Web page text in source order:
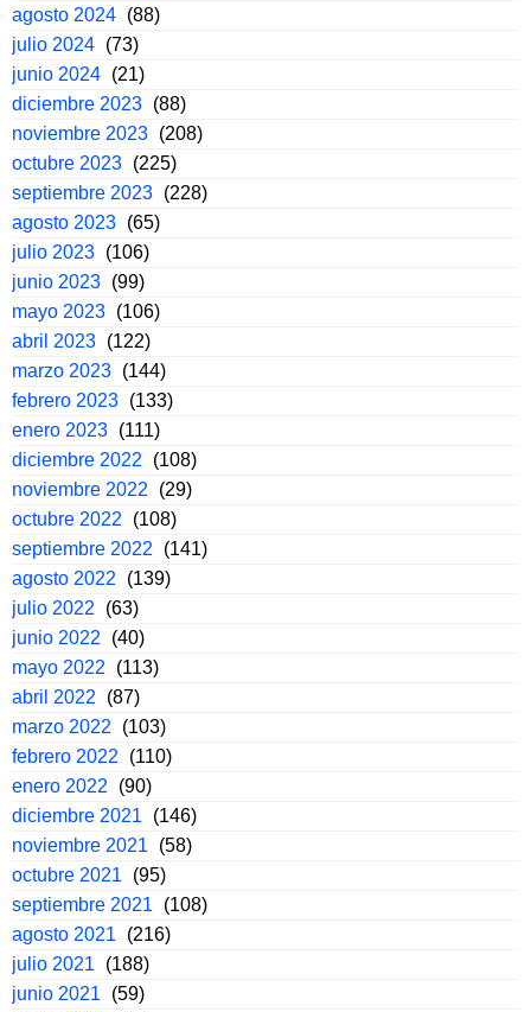
agosto 2024 (88)
julio 2024 (73)
junio 2024 (21)
diciembre 2023 (88)
noviembre 2023 (208)
octubre 2023 (225)
septiembre 2023 (228)
agosto 2023 (65)
julio 2023 (106)
junio 2023 (99)
mayo 2023 (106)
abril 2023 (122)
marzo 2023 (144)
febrero 2023 (133)
enero 2023 (111)
diciembre 2022
(108)
noviembre 2022
(29)
octubre 2022
(108)
septiembre 2022
(141)
agosto 2022
(139)
julio 2022
(63)
junio 2022
(40)
mayo 2022
(113)
abril 2022
(87)
marzo 2022
(103)
febrero 2022
(110)
enero 2022
(90)
diciembre 2021
(146)
noviembre 2021
(58)
octubre 2021
(95)
septiembre 2021
(108)
agosto 2021
(216)
julio 2021
(188)
junio 2021
(59)